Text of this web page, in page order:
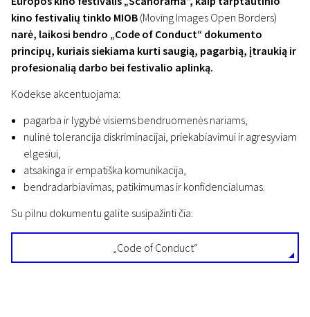
kino festivalių tinklo MIOB (Moving Images Open Borders)
narė, laikosi bendro „Code of Conduct“ dokumento
principų, kuriais siekiama kurti saugią, pagarbią, įtraukią ir
profesionalią darbo bei festivalio aplinką.
Kodekse akcentuojama:
pagarba ir lygybė visiems bendruomenės nariams,
nulinė tolerancija diskriminacijai, priekabiavimui ir agresyviam
elgesiui,
atsakinga ir empatiška komunikacija,
bendradarbiavimas, patikimumas ir konfidencialumas.
Su pilnu dokumentu galite susipažinti čia:
„Code of Conduct“